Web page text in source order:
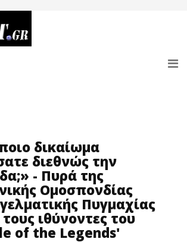
δικαίωμα
διεθνώς την
- Πυρά της
Ομοσπονδίας
Πυγμαχίας
ιθύνοντες του
of the Legends'